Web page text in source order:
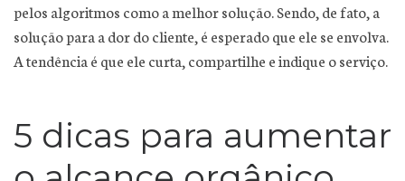
pelos algoritmos como a melhor solução. Sendo, de fato, a
solução para a dor do cliente, é esperado que ele se envolva.
A tendência é que ele curta, compartilhe e indique o serviço.
5 dicas para aumentar